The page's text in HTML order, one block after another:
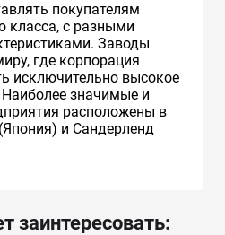
покупателям
класса, с разными
Заводы
где корпорация
исключительно высокое
значимые и
расположены в
и Сандерленд
заинтересовать: